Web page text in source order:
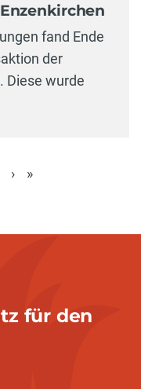
fand Ende
der
Diese wurde
› »
für den